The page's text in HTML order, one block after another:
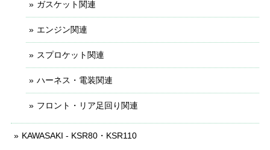
ガスケット関連
エンジン関連
スプロケット関連
ハーネス・電装関連
フロント・リア足回り関連
KAWASAKI - KSR80・KSR110